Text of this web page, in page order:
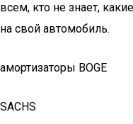
всем, кто не знает,
на свой автомобиль.
амортизаторы BOGE
SACHS